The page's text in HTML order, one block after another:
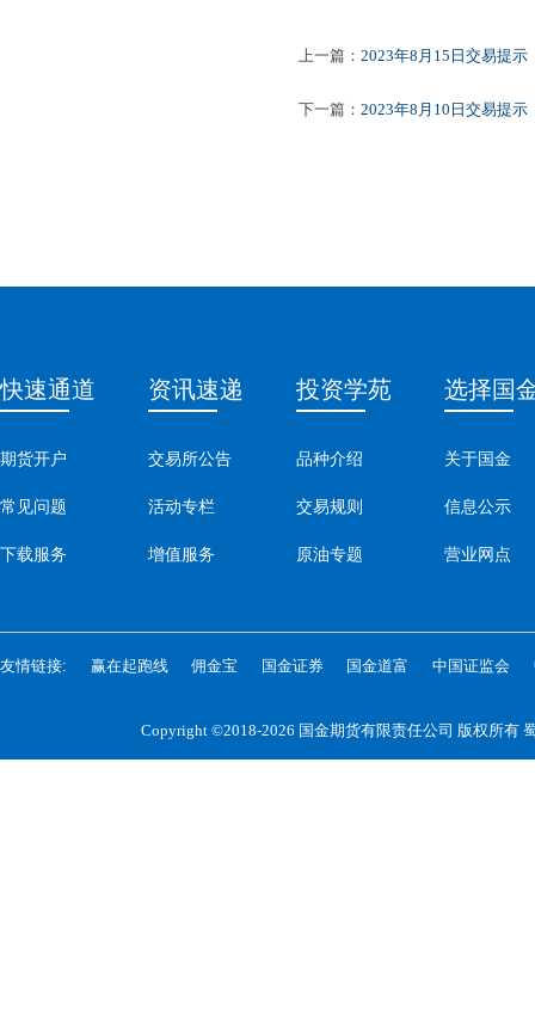
上一篇： 2023年8月15日交易提示
下一篇： 2023年8月10日交易提示
快速通道
期货开户
常见问题
下载服务
资讯速递
交易所公告
活动专栏
增值服务
投资学苑
品种介绍
交易规则
原油专题
选择国
关于国金
信息公示
营业网点
友情链接: 赢在起跑线 佣金宝 国金证券 国金道富 中国证监会
Copyright ©2018-2026 国金期货有限责任公司 版权所有